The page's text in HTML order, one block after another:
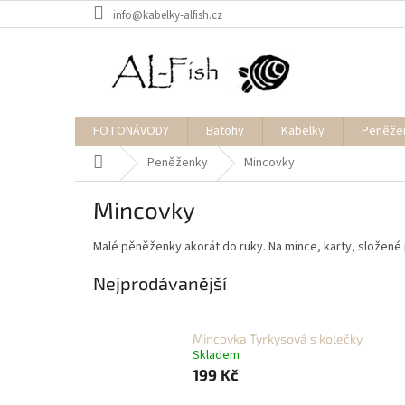
na
info@kabelky-alfish.cz
FOTONÁVODY Batohy Kabelky
Domů Peněženky Mincovky
Mincovky
Malé pěněženky akorát do ruky. Na mince, karty,
Nejprodávanější
Mincovka Tyrkysová s kolečky
Skladem
199 Kč